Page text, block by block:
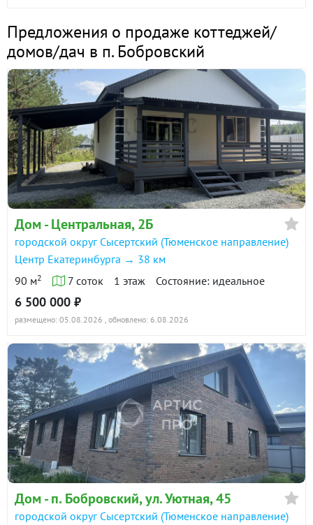
Предложения о продаже коттеджей/
домов/дач в п. Бобровский
Дом - Центральная, 2Б
городской округ Сысертский (Тюменское направление)
Центр Екатеринбурга → 38 км
90 м2 7 соток 1 этаж Состояние: идеальное
6 500 000 ₽
размещено: 05.08.2026 , обновлено: 6.08.2026
Дом - п. Бобровский, ул. Уютная, 45
городской округ Сысертский (Тюменское направление)